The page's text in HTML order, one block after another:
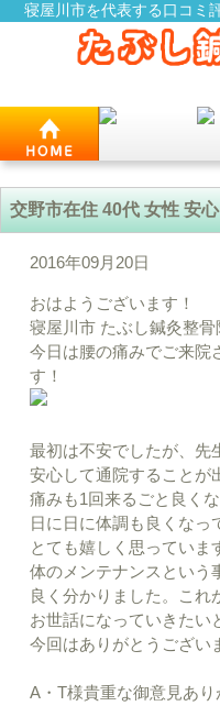
寝屋川市を代表する口コミ
交野市在住 40代 女性 安
2016年09月20日
おはようございます！
寝屋川市 たぶし鍼灸整骨
今日は腰の痛みでご来院
す！
最初は不安でしたが、先
安心して通院することが
痛みも1回来るごと良く
日に日に体調も良くなっ
とても嬉しく思っていま
体のメンテナンスという
良く分かりました。これ
お世話になっていきたい
今回はありがとうござい
A・T様貴重な御意見あり